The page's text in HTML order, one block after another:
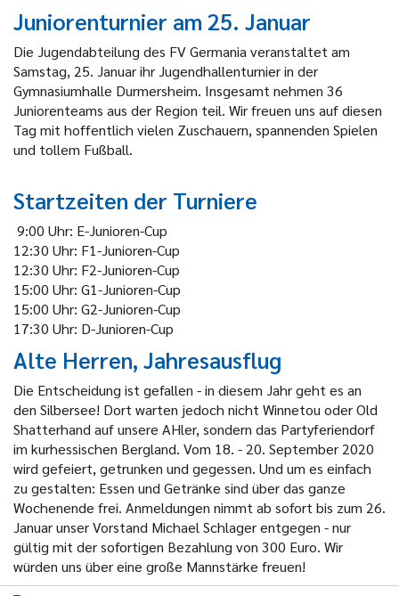
Juniorenturnier am 25. Januar
Die Jugendabteilung des FV Germania veranstaltet am
Samstag, 25. Januar ihr Jugendhallenturnier in der
Gymnasiumhalle Durmersheim. Insgesamt nehmen 36
Juniorenteams aus der Region teil. Wir freuen uns auf diesen
Tag mit hoffentlich vielen Zuschauern, spannenden Spielen
und tollem Fußball.
Startzeiten der Turniere
9:00 Uhr: E-Junioren-Cup
12:30 Uhr: F1-Junioren-Cup
12:30 Uhr: F2-Junioren-Cup
15:00 Uhr: G1-Junioren-Cup
15:00 Uhr: G2-Junioren-Cup
17:30 Uhr: D-Junioren-Cup
Alte Herren, Jahresausflug
Die Entscheidung ist gefallen - in diesem Jahr geht es an
den Silbersee! Dort warten jedoch nicht Winnetou oder Old
Shatterhand auf unsere AHler, sondern das Partyferiendorf
im kurhessischen Bergland. Vom 18. - 20. September 2020
wird gefeiert, getrunken und gegessen. Und um es einfach
zu gestalten: Essen und Getränke sind über das ganze
Wochenende frei. Anmeldungen nimmt ab sofort bis zum 26.
Januar unser Vorstand Michael Schlager entgegen - nur
gültig mit der sofortigen Bezahlung von 300 Euro. Wir
würden uns über eine große Mannstärke freuen!